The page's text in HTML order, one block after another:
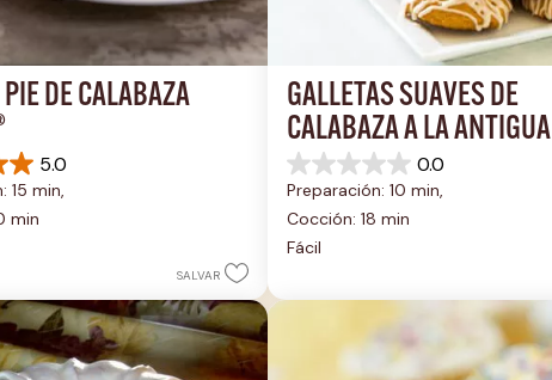
DE CALABAZA
5.0
15 min,
min
SALVAR
GALLETAS SUAVES DE
CALABAZA A LA ANTIGUA
0.0
0.0
de
5
estrellas.
Preparación: 10 min,
Cocción: 18 min
Fácil